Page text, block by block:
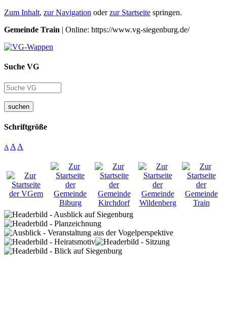
Zum Inhalt, zur Navigation oderzur Startseite springen.
Gemeinde Train | Online: https://www.vg-siegenburg.de/
Suche VG
suchen
Schriftgröße
A A A